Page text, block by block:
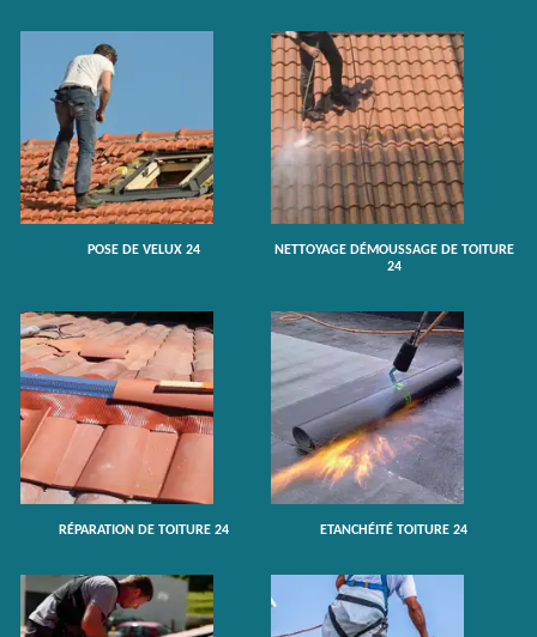
POSE DE VELUX 24
NETTOYAGE DÉMOUSSAGE DE TOITURE
24
RÉPARATION DE TOITURE 24 ETANCHÉITÉ TOITURE 24